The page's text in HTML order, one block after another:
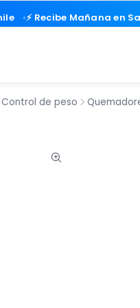
⚡ Recibe Mañana en
de peso
⚡ Recibe Mañana en